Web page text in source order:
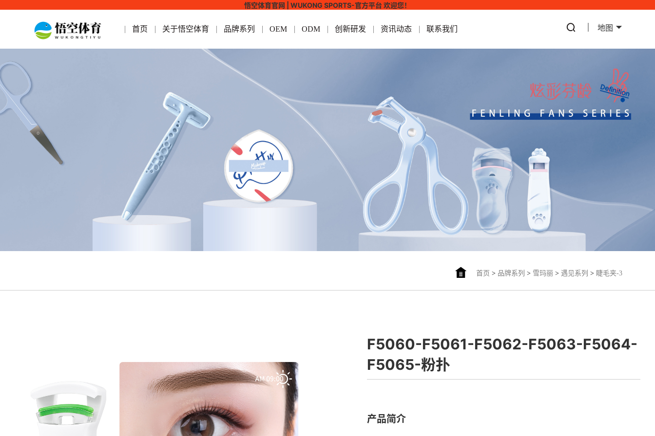
悟空体育官网 | WUKONG SPORTS-官方平台 欢迎您！
首页 关于悟空体育 品牌系列 OEM ODM 创新研发 资讯动态 联系我们 地图
首页 > 品牌系列 > 雪玛丽 > 遇见系列 > 睫毛夹-3
F5060-F5061-F5062-F5063-F5064-
F5065-粉扑
产品简介